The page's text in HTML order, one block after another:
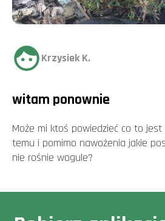
Krzysiek K.
witam ponownie
Może mi ktoś powiedzieć co to jest
temu i pomimo nawożenia jakie
nie rośnie wogule?